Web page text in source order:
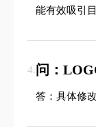
能有效吸引
4.问：
答：具体修